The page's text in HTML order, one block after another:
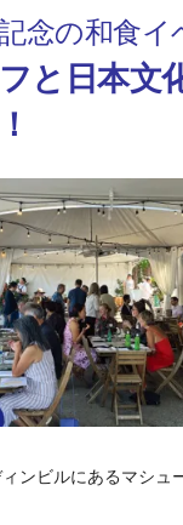
念の和食イ
と日本文
ンビルにあるマシュ